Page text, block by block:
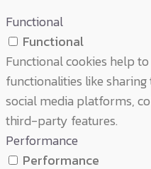
Functional
Functional
Functional cookies help
functionalities like
social media platforms,
third-party features.
Performance
Performance